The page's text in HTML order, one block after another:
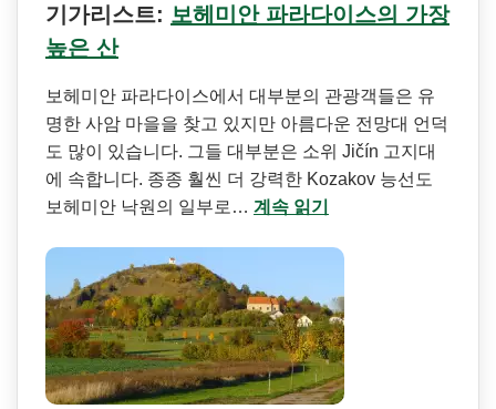
기가리스트: 보헤미안 파라다이스의 가장
높은 산
보헤미안 파라다이스에서 대부분의 관광객들은 유
명한 사암 마을을 찾고 있지만 아름다운 전망대 언덕
도 많이 있습니다. 그들 대부분은 소위 Jičín 고지대
에 속합니다. 종종 훨씬 더 강력한 Kozakov 능선도
보헤미안 낙원의 일부로… 계속 읽기